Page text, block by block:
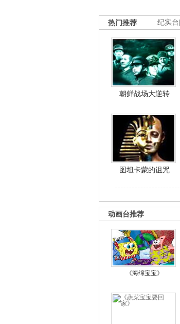
纪实台
热门推荐
朝鲜战场大逆转
图坦卡蒙的诅咒
动画台推荐
《海绵宝宝》